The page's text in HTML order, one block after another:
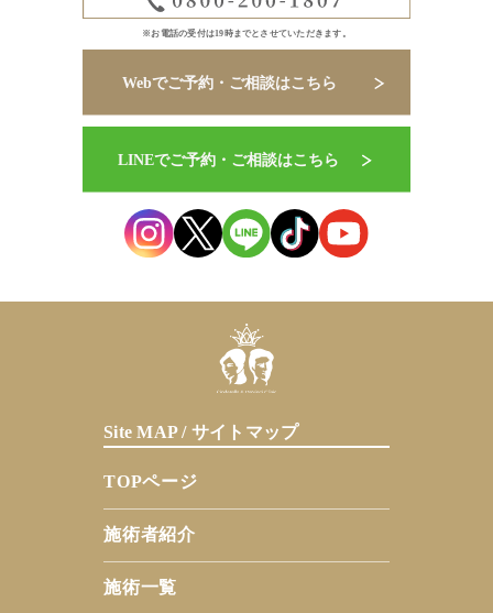
※お電話の受付は19時までとさせていただきます。
Site MAP / サイトマップ
TOPページ
施術者紹介
施術一覧